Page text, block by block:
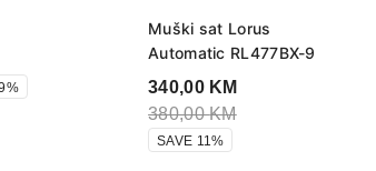
Muški sat Lorus
Automatic RL477BX-9
340,00 KM
380,00KM
SAVE 11%